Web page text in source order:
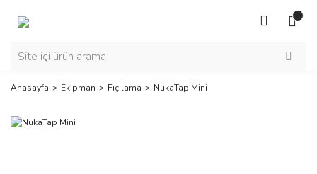
Anasayfa Ekipman Fıçılama NukaTap Mini